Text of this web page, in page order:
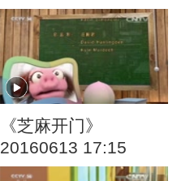
《芝麻开门》
20160613 17:15